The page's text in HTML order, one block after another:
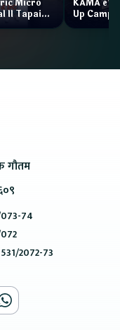
Micro
II Tapaiko
KAMA eV
Up Camp
गौतम
74
531/2072-73